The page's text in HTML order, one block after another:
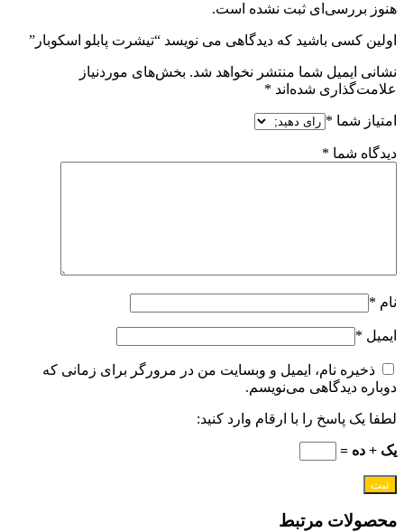
هنوز بررسی‌ای ثبت نشده است.
اولین کسی باشید که دیدگاهی می نویسد “تیشرت پابلو اسکوبار”
نشانی ایمیل شما منتشر نخواهد شد. بخش‌های موردنیاز
علامت‌گذاری شده‌اند *
امتیاز شما *
دیدگاه شما *
نام *
ایمیل *
ذخیره نام، ایمیل و وبسایت من در مرورگر برای زمانی که
دوباره دیدگاهی می‌نویسم.
لطفا یک پاسخ را با ارقام وارد کنید:
یک + ده =
محصولات مرتبط